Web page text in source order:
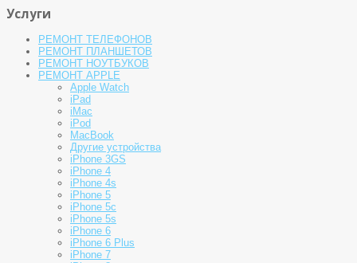
Услуги
РЕМОНТ ТЕЛЕФОНОВ
РЕМОНТ ПЛАНШЕТОВ
РЕМОНТ НОУТБУКОВ
РЕМОНТ APPLE
Apple Watch
iPad
iMac
iPod
MacBook
Другие устройства
iPhone 3GS
iPhone 4
iPhone 4s
iPhone 5
iPhone 5c
iPhone 5s
iPhone 6
iPhone 6 Plus
iPhone 7